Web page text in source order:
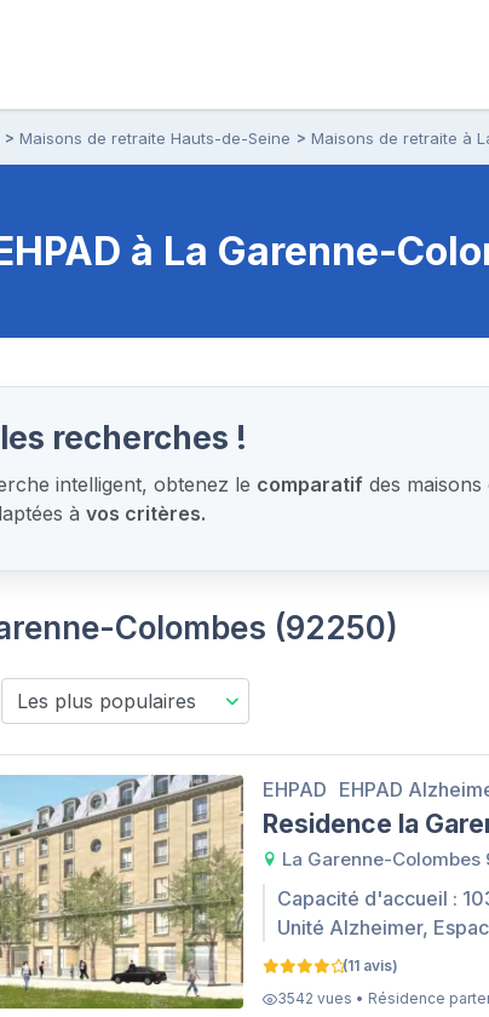
Maisons de retraite Hauts-de-Seine Maisons de retraite à
à La Garenne-
recherches !
intelligent, obtenez le comparatifdes maisons
à vos critères.
Colombes (92250)
EHPAD EHPAD
Residence la
La Garenne-Colombes
Capacité d'accueil :
Unité Alzheimer,
(11 avis)
3542 vues • Résidence